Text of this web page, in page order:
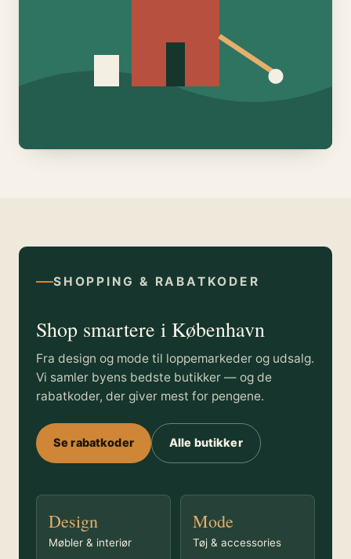
SHOPPING & RABATKODER
Shop smartere i København
Fra design og mode til loppemarkeder og udsalg.
Vi samler byens bedste butikker — og de
rabatkoder, der giver mest for pengene.
Se rabatkoder Alle butikker
Design
Møbler & interiør
Mode
Tøj & accessories